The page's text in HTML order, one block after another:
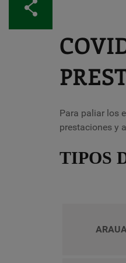
Para paliar los
prestaciones y
TIPOS